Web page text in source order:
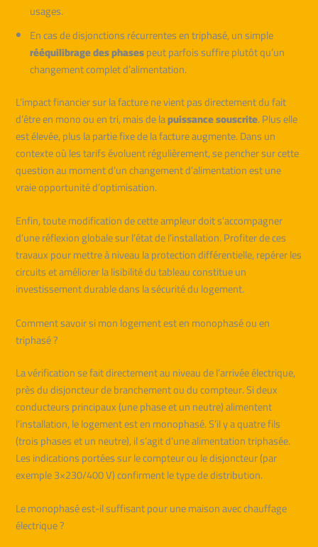
usages.
En cas de disjonctions récurrentes en triphasé, un simple
rééquilibrage des phasespeut parfois suffire plutôt qu’un
changement complet d’alimentation.
L’impact financier sur la facture ne vient pas directement du fait
d’être en mono ou en tri, mais de lapuissance souscrite. Plus elle
est élevée, plus la partie fixe de la facture augmente. Dans un
contexte où les tarifs évoluent régulièrement, se pencher sur cette
question au moment d’un changement d’alimentation est une
vraie opportunité d’optimisation.
Enfin, toute modification de cette ampleur doit s’accompagner
d’une réflexion globale sur l’état de l’installation. Profiter de ces
travaux pour mettre à niveau la protection différentielle, repérer les
circuits et améliorer la lisibilité du tableau constitue un
investissement durable dans la sécurité du logement.
Comment savoir si mon logement est en monophasé ou en
triphasé ?
La vérification se fait directement au niveau de l’arrivée électrique,
près du disjoncteur de branchement ou du compteur. Si deux
conducteurs principaux (une phase et un neutre) alimentent
l’installation, le logement est en monophasé. S’il y a quatre fils
(trois phases et un neutre), il s’agit d’une alimentation triphasée.
Les indications portées sur le compteur ou le disjoncteur (par
exemple 3×230/400 V) confirment le type de distribution.
Le monophasé est-il suffisant pour une maison avec chauffage
électrique ?